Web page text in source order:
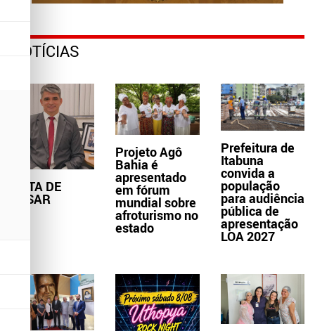
NOTÍCIAS
NOTA DE
PESAR
Projeto Agô
Bahia é
apresentado
em fórum
mundial sobre
afroturismo no
estado
Prefeitura de
Itabuna
convida a
população
para audiência
pública de
apresentação
LOA 2027